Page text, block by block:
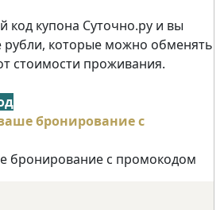
код купона Суточно.ру и вы
рубли, которые можно обменять
стоимости проживания.
бронирование с промокодом